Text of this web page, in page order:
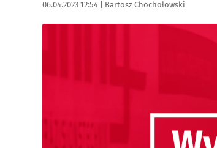
Data publikacji:
06.04.2023 12:54 | Autor:
Bartosz Chochołowski